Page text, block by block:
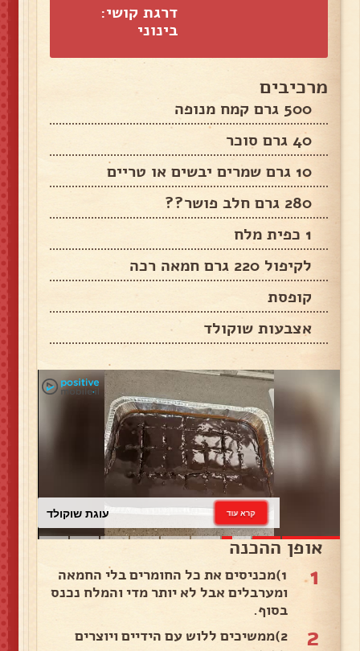
דרגת קושי:
בינוני
מרכיבים
500 גרם קמח מנופה
40 גרם סוכר
10 גרם שמרים יבשים או טריים
280 גרם חלב פושר??
1 כפית מלח
לקיפול 220 גרם חמאה רכה
קופסת
אצבעות שוקולד
עוגת שוקולד קרא עוד
אופן ההכנה
1
1)מכניסים את כל החומרים בלי החמאה
ומערבלים אבל לא יותר מדי והמלח נכנס
בסוף.
2
2)ממשיכים ללוש עם הידיים ויוצרים